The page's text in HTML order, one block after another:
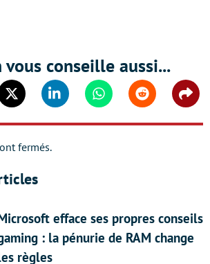
conseille aussi...
Twitter Linkedin WhatsappReddit
fermés.
efface ses propres conseils
: la pénurie de RAM change
règles